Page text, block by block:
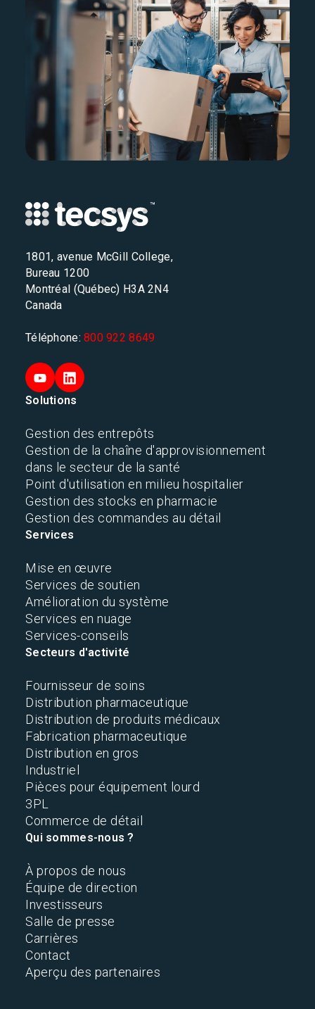
1801, avenue McGill College,
Bureau 1200
Montréal (Québec) H3A 2N4
Canada
Téléphone:800 922 8649
Solutions
Gestion des entrepôts
Gestion de la chaîne d'approvisionnement
dans le secteur de la santé
Point d'utilisation en milieu hospitalier
Gestion des stocks en pharmacie
Gestion des commandes au détail
Services
Mise en œuvre
Services de soutien
Amélioration du système
Services en nuage
Services-conseils
Secteurs d'activité
Fournisseur de soins
Distribution pharmaceutique
Distribution de produits médicaux
Fabrication pharmaceutique
Distribution en gros
Industriel
Pièces pour équipement lourd
3PL
Commerce de détail
Qui sommes-nous ?
À propos de nous
Équipe de direction
Investisseurs
Salle de presse
Carrières
Contact
Aperçu des partenaires